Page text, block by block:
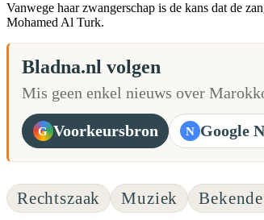
Vanwege haar zwangerschap is de kans dat de
Mohamed Al Turk.
Bladna.nl volgen
Mis geen enkel nieuws over
G Voorkeursbron N Google
Rechtszaak Muziek